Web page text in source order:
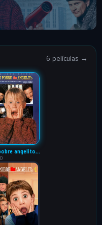
6 películas →
Mi pobre angelito: BDRIP